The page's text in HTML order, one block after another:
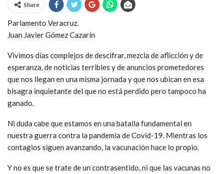
Share
Parlamento Veracruz.
Juan Javier Gómez Cazarín
Vivimos días complejos de descifrar, mezcla de aflicción y de
esperanza, de noticias terribles y de anuncios prometedores
que nos llegan en una misma jornada y que nos ubican en esa
bisagra inquietante del que no está perdido pero tampoco ha
ganado.
Ni duda cabe que estamos en una batalla fundamental en
nuestra guerra contra la pandemia de Covid-19. Mientras los
contagios siguen avanzando, la vacunación hace lo propio.
Y no es que se trate de un contrasentido, ni que las vacunas no